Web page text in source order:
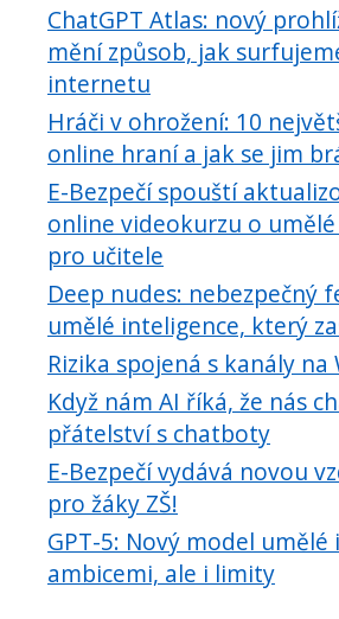
ChatGPT Atlas: nový
mění způsob, jak
internetu
Hráči v ohrožení: 10
online hraní a jak se jim
E-Bezpečí spouští
online videokurzu o
pro učitele
Deep nudes: nebezpečný
umělé inteligence, který
Rizika spojená s kanály na
Když nám AI říká, že nás
přátelství s chatboty
E-Bezpečí vydává novou
pro žáky ZŠ!
GPT-5: Nový model umělé
ambicemi, ale i limity